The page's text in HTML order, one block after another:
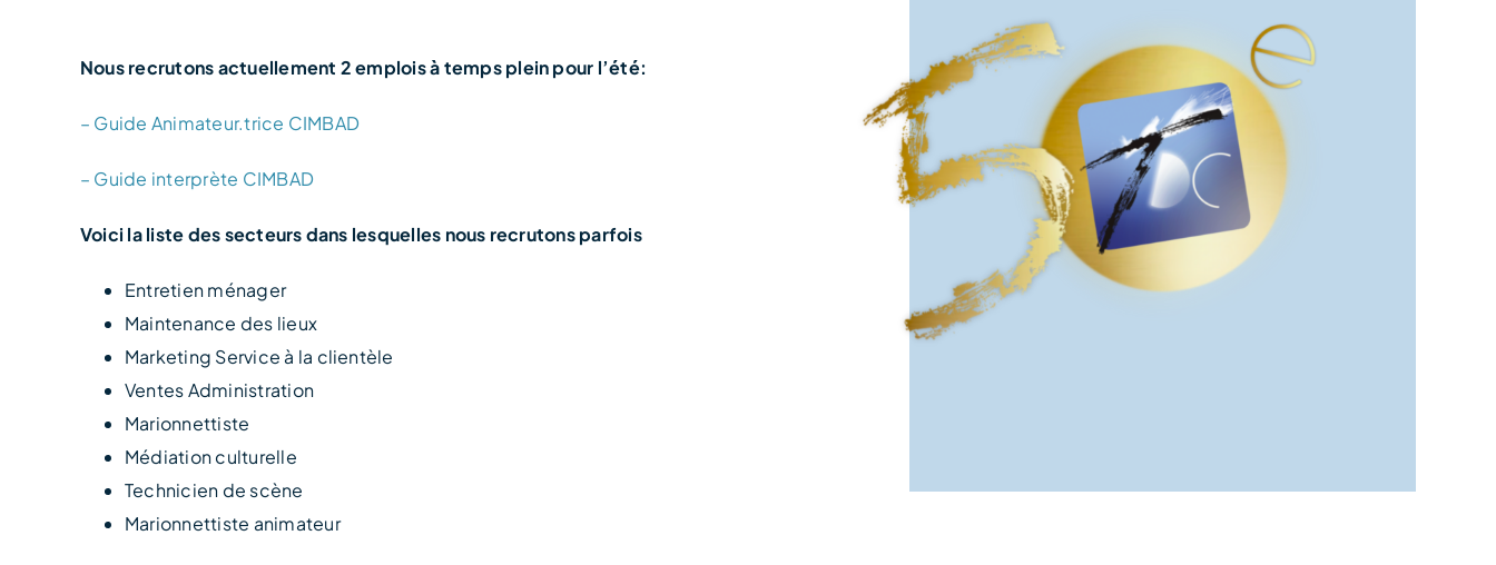
Nous recrutons actuellement 2 emplois à temps plein pour l’été:
– Guide Animateur.trice CIMBAD
– Guide interprète CIMBAD
Voici la liste des secteurs dans lesquelles nous recrutons parfois
Entretien ménager
Maintenance des lieux
Marketing Service à la clientèle
Ventes Administration
Marionnettiste
Médiation culturelle
Technicien de scène
Marionnettiste animateur